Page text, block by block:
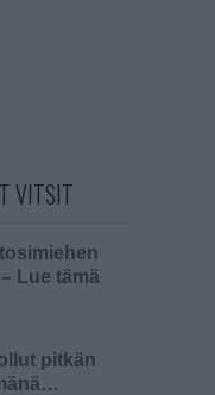
VITSIT
Lue tämä
pitkän